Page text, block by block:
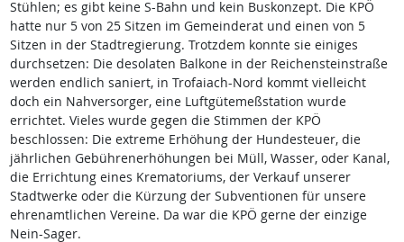
Stühlen; es gibt keine S-Bahn und kein Buskonzept. Die KPÖ
hatte nur 5 von 25 Sitzen im Gemeinderat und einen von 5
Sitzen in der Stadtregierung. Trotzdem konnte sie einiges
durchsetzen: Die desolaten Balkone in der Reichensteinstraße
werden endlich saniert, in Trofaiach-Nord kommt vielleicht
doch ein Nahversorger, eine Luftgütemeßstation wurde
errichtet. Vieles wurde gegen die Stimmen der KPÖ
beschlossen: Die extreme Erhöhung der Hundesteuer, die
jährlichen Gebührenerhöhungen bei Müll, Wasser, oder Kanal,
die Errichtung eines Krematoriums, der Verkauf unserer
Stadtwerke oder die Kürzung der Subventionen für unsere
ehrenamtlichen Vereine. Da war die KPÖ gerne der einzige
Nein-Sager.